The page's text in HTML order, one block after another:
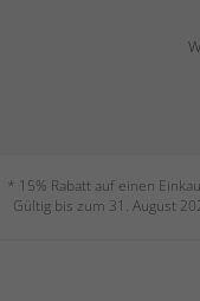
* 15% Rabatt auf einen
Gültig bis zum 31. August